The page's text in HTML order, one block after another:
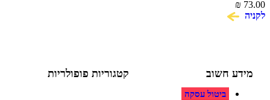
חשוב
ביטול עסקה
קטגוריות פופולריות